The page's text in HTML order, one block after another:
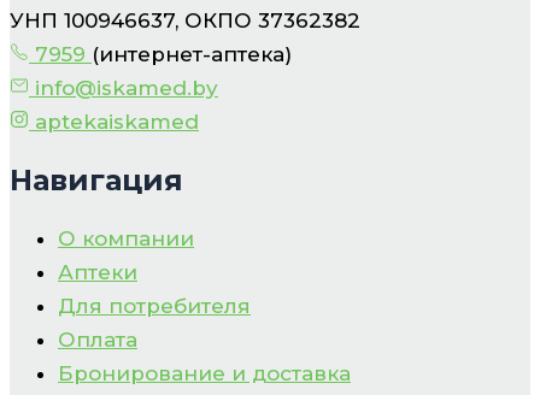
УНП 100946637, ОКПО 37362382
7959 (интернет-аптека)
info@iskamed.by
aptekaiskamed
Навигация
О компании
Аптеки
Для потребителя
Оплата
Бронирование и доставка